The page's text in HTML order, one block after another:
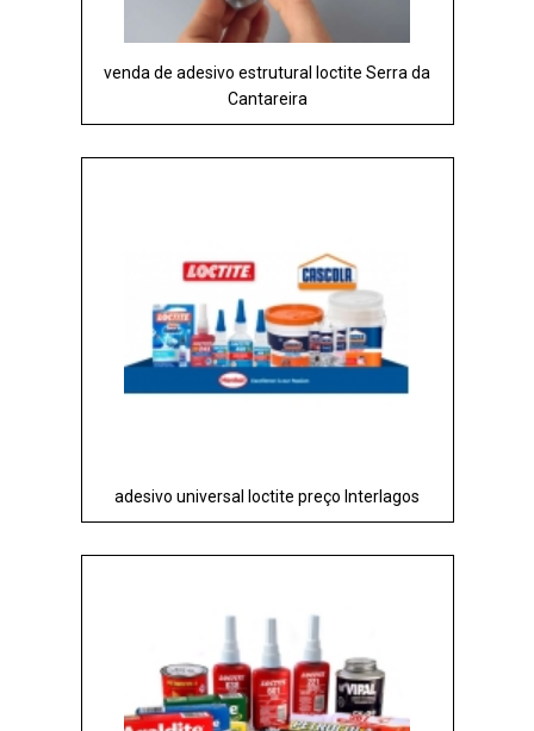
venda de adesivo estrutural loctite Serra da
Cantareira
adesivo universal loctite preço Interlagos